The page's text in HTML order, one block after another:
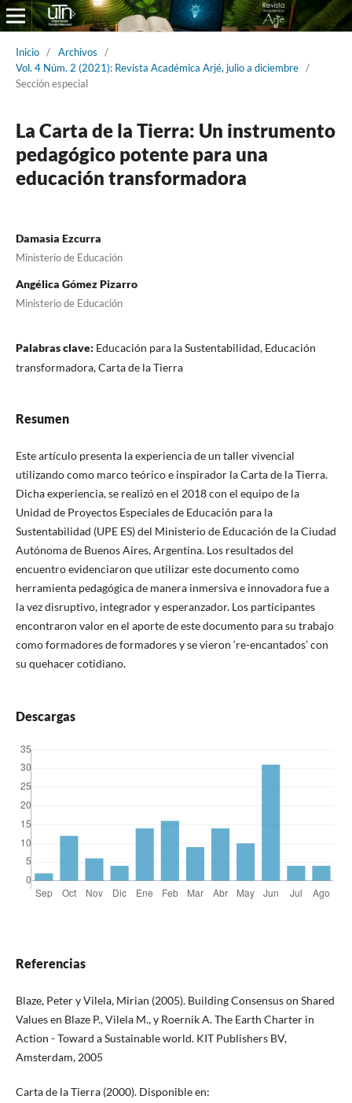
Inicio / Archivos
/
Vol. 4 Núm. 2 (2021): Revista Académica Arjé, julio a diciembre /
Sección especial
La Carta de la Tierra: Un instrumento
pedagógico potente para una
educación transformadora
Damasia Ezcurra
Ministerio de Educación
Angélica Gómez Pizarro
Ministerio de Educación
Palabras clave: Educación para la Sustentabilidad, Educación
transformadora, Carta de la Tierra
Resumen
Este artículo presenta la experiencia de un taller vivencial
utilizando como marco teórico e inspirador la Carta de la Tierra.
Dicha experiencia, se realizó en el 2018 con el equipo de la
Unidad de Proyectos Especiales de Educación para la
Sustentabilidad (UPE ES) del Ministerio de Educación de la Ciudad
Autónoma de Buenos Aires, Argentina. Los resultados del
encuentro evidenciaron que utilizar este documento como
herramienta pedagógica de manera inmersiva e innovadora fue a
la vez disruptivo, integrador y esperanzador. Los participantes
encontraron valor en el aporte de este documento para su trabajo
como formadores de formadores y se vieron ‘re-encantados’ con
su quehacer cotidiano.
Descargas
Referencias
Blaze, Peter y Vilela, Mirian (2005). Building Consensus on Shared
Values en Blaze P., Vilela M., y Roernik A. The Earth Charter in
Action - Toward a Sustainable world. KIT Publishers BV,
Amsterdam, 2005
Carta de la Tierra (2000). Disponible en: